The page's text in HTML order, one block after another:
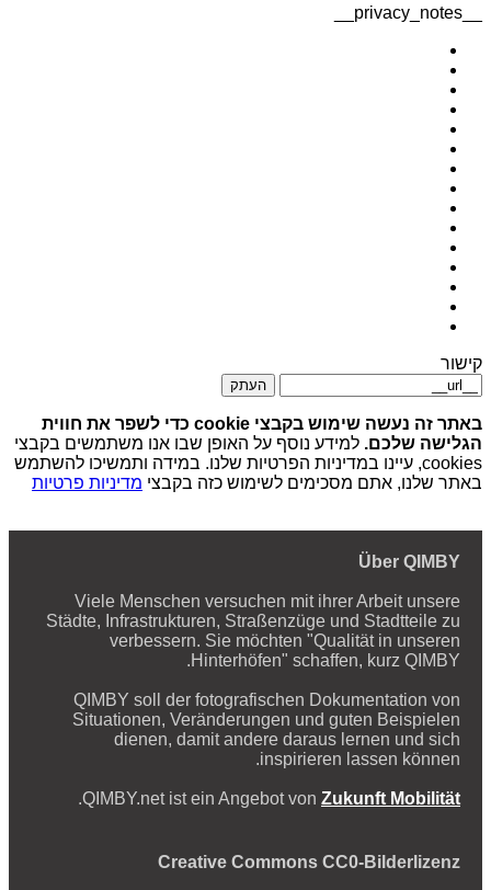
קישור
העתק
באתר זה נעשה שימוש בקבצי cookie כדי לשפר את חווית
הגלישה שלכם. למידע נוסף על האופן שבו אנו משתמשים בקבצי
cookies, עיינו במדיניות הפרטיות שלנו. במידה ותמשיכו להשתמש
באתר שלנו, אתם מסכימים לשימוש כזה בקבצי מדיניות פרטיות
Über QIMBY
Viele Menschen versuchen mit ihrer Arbeit unsere
Städte, Infrastrukturen, Straßenzüge und Stadtteile zu
verbessern. Sie möchten "Qualität in unseren
Hinterhöfen" schaffen, kurz QIMBY.
QIMBY soll der fotografischen Dokumentation von
Situationen, Veränderungen und guten Beispielen
dienen, damit andere daraus lernen und sich
inspirieren lassen können.
QIMBY.net ist ein Angebot von Zukunft Mobilität
.
Creative Commons CC0-Bilderlizenz